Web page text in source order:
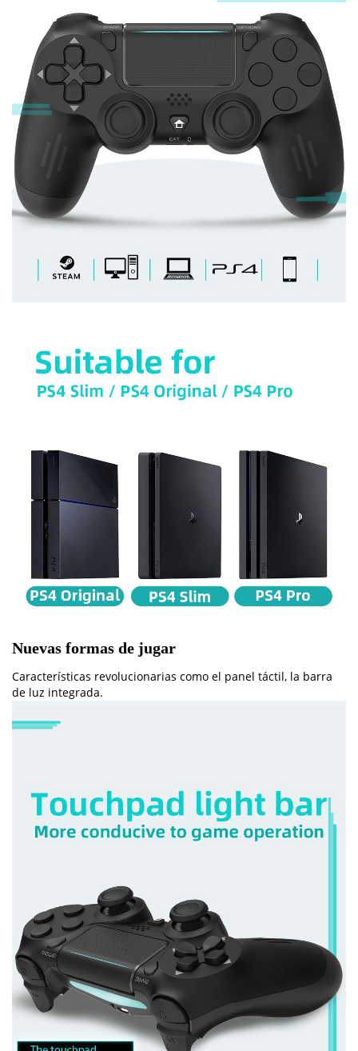
Nuevas formas de jugar
Características revolucionarias como el panel táctil, la barra
de luz integrada.